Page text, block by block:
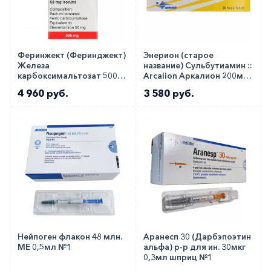
Феринжект (Феринджект)
Железа
карбоксимальтозат 500мг
50мг/мл 10мл фл. №1
4 960 руб.
Энерион (старое
название) Сульбутиамин ::
Arcalion Аркалион 200мг
3 580 руб.
Нейпоген флакон 48 млн.
МЕ 0,5мл №1
Аранесп 30 (Дарбэпоэтин
альфа) р-р для ин. 30мкг
0,3мл шприц №1